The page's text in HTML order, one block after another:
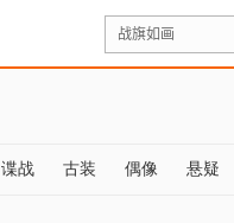
谍战 古装 偶像 悬疑